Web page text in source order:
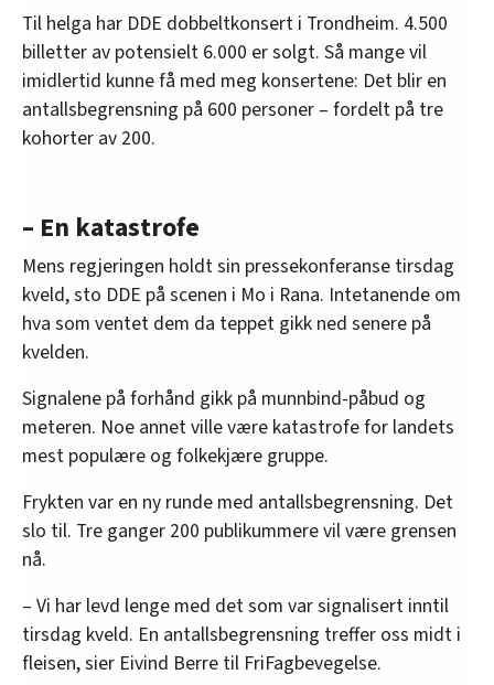
Til helga har DDE dobbeltkonsert i Trondheim. 4.500
billetter av potensielt 6.000 er solgt. Så mange vil
imidlertid kunne få med meg konsertene: Det blir en
antallsbegrensning på 600 personer – fordelt på tre
kohorter av 200.
– En katastrofe
Mens regjeringen holdt sin pressekonferanse tirsdag
kveld, sto DDE på scenen i Mo i Rana. Intetanende om
hva som ventet dem da teppet gikk ned senere på
kvelden.
Signalene på forhånd gikk på munnbind-påbud og
meteren. Noe annet ville være katastrofe for landets
mest populære og folkekjære gruppe.
Frykten var en ny runde med antallsbegrensning. Det
slo til. Tre ganger 200 publikummere vil være grensen
nå.
– Vi har levd lenge med det som var signalisert inntil
tirsdag kveld. En antallsbegrensning treffer oss midt i
fleisen, sier Eivind Berre til FriFagbevegelse.